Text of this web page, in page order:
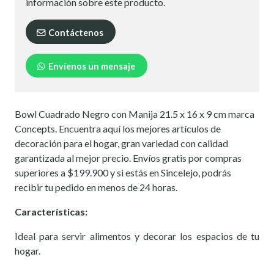
información sobre este producto.
Contáctenos
Envíenos un mensaje
Bowl Cuadrado Negro con Manija 21.5 x 16 x 9 cm marca
Concepts. Encuentra aquí los mejores artículos de
decoración para el hogar, gran variedad con calidad
garantizada al mejor precio. Envíos gratis por compras
superiores a $199.900 y si estás en Sincelejo, podrás
recibir tu pedido en menos de 24 horas.
Características:
Ideal para servir alimentos y decorar los espacios de tu
hogar.